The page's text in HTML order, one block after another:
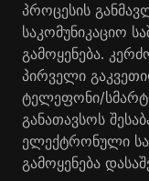
პროცესის
საკომუნიკაციო
გამოყენება.
პირველი
ტელეფონი/
განათავსოს
ელექტრონული
გამოყენება